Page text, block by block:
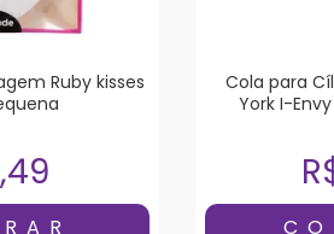
Ruby kisses
Cola para
York I-